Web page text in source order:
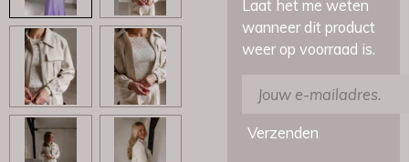
Laat het me weten
wanneer dit product
weer op voorraad is.
Verzenden